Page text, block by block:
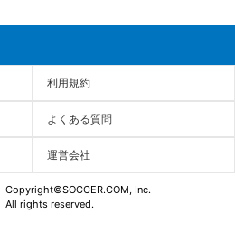
利用規約
よくある質問
運営会社
Copyright©SOCCER.COM, Inc.
All rights reserved.